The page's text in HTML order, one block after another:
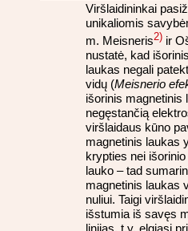
Viršlaidininkai
unikaliomis
m. Meisneris2) ir
nustatė, kad
laukas negali
vidų (Meisnerio
išorinis magnetinis
negęstančią
viršlaidaus kūno
magnetinis laukas
krypties nei
lauko – tad
magnetinis laukas
nuliui. Taigi
išstumia iš savęs
linijas, t.y. elgiasi